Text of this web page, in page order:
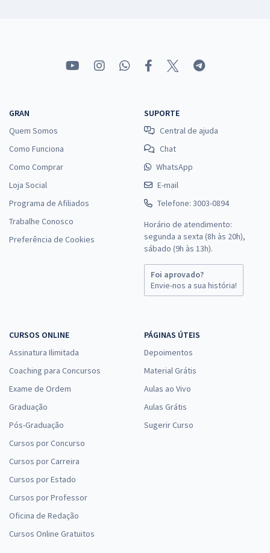
GRAN
Quem Somos
Como Funciona
Como Comprar
Loja Social
Programa de Afiliados
Trabalhe Conosco
Preferência de Cookies
SUPORTE
Central de ajuda
Chat
WhatsApp
E-mail
Telefone: 3003-0894
Horário de atendimento:
segunda a sexta (8h às 20h),
sábado (9h às 13h).
Foi aprovado?
Envie-nos a sua história!
CURSOS ONLINE
Assinatura Ilimitada
Coaching para Concursos
Exame de Ordem
Graduação
Pós-Graduação
Cursos por Concurso
Cursos por Carreira
Cursos por Estado
Cursos por Professor
Oficina de Redação
Cursos Online Gratuitos
PÁGINAS ÚTEIS
Depoimentos
Material Grátis
Aulas ao Vivo
Aulas Grátis
Sugerir Curso